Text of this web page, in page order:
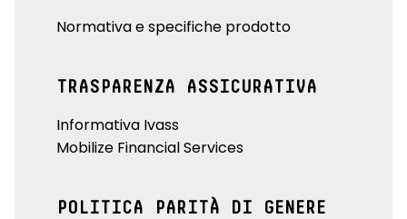
Normativa e specifiche prodotto
TRASPARENZA ASSICURATIVA
Informativa Ivass
Mobilize Financial Services
POLITICA PARITÀ DI GENERE